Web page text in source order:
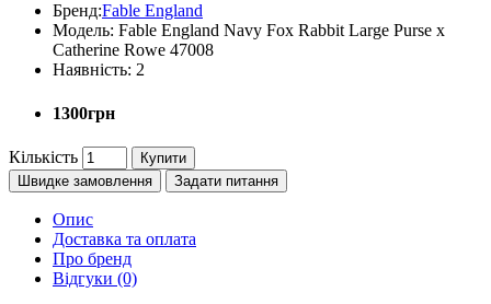
Бренд:Fable England
Модель: Fable England Navy Fox Rabbit Large Purse x
Catherine Rowe 47008
Наявність: 2
1300грн
Кількість
Купити
Швидке замовлення
Задати питання
Опис
Доставка та оплата
Про бренд
Відгуки (0)